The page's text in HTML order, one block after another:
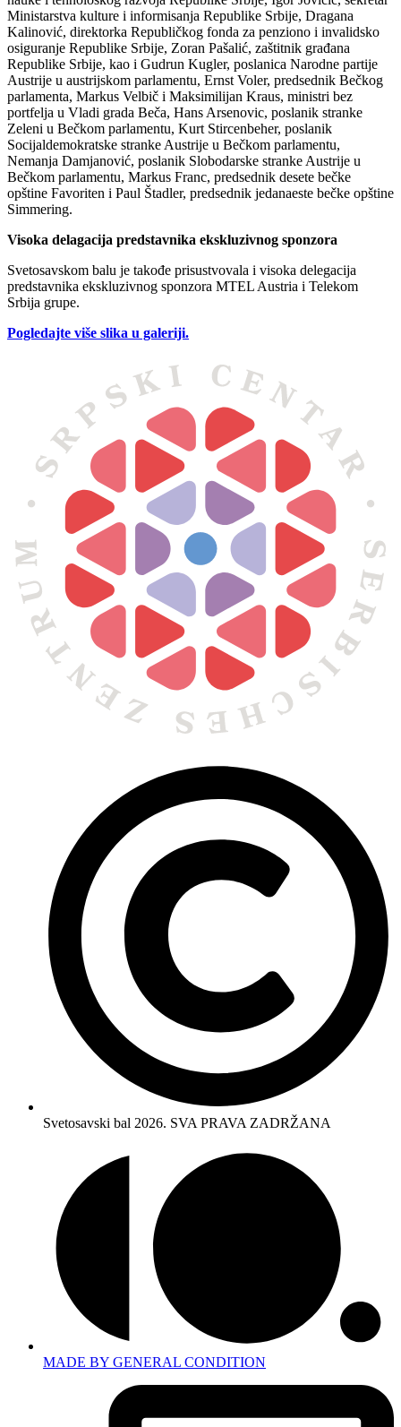
Ministarstva kulture i informisanja Republike Srbije, Dragana
Kalinović, direktorka Republičkog fonda za penziono i invalidsko
osiguranje Republike Srbije, Zoran Pašalić, zaštitnik građana
Republike Srbije, kao i Gudrun Kugler, poslanica Narodne partije
Austrije u austrijskom parlamentu, Ernst Voler, predsednik Bečkog
parlamenta, Markus Velbič i Maksimilijan Kraus, ministri bez
portfelja u Vladi grada Beča, Hans Arsenovic, poslanik stranke
Zeleni u Bečkom parlamentu, Kurt Stircenbeher, poslanik
Socijaldemokratske stranke Austrije u Bečkom parlamentu,
Nemanja Damjanović, poslanik Slobodarske stranke Austrije u
Bečkom parlamentu, Markus Franc, predsednik desete bečke
opštine Favoriten i Paul Štadler, predsednik jedanaeste bečke opštine
Simmering.
Visoka delagacija predstavnika ekskluzivnog sponzora
Svetosavskom balu je takođe prisustvovala i visoka delegacija
predstavnika ekskluzivnog sponzora MTEL Austria i Telekom
Srbija grupe.
Pogledajte više slika u galeriji.
Svetosavski bal 2026. SVA PRAVA ZADRŽANA
MADE BY GENERAL CONDITION